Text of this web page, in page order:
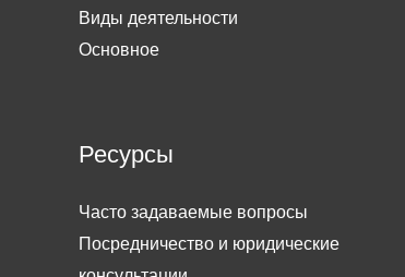
Виды деятельности
Основное
Ресурсы
Часто задаваемые вопросы
Посредничество и юридические